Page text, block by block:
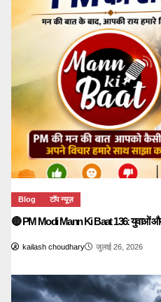
Blog टॉप न्यूज़
🔴 PM Modi Mann Ki Baat 136: युवाओं और
kailash choudhary जुलाई 26, 2026